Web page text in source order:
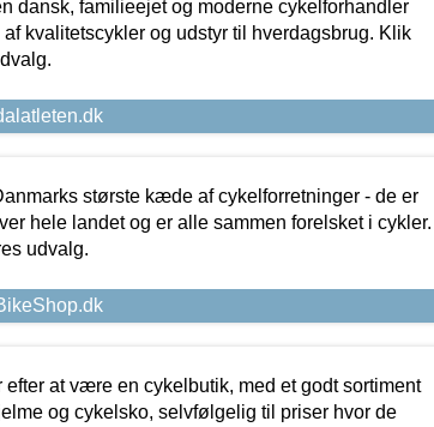
dansk, familieejet og moderne cykelforhandler
kvalitetscykler og udstyr til hverdagsbrug. Klik
største kæde af cykelforretninger - de er
hele landet og er alle sammen forelsket i cykler.
udvalg.
at være en cykelbutik, med et godt sortiment
og cykelsko, selvfølgelig til priser hvor de